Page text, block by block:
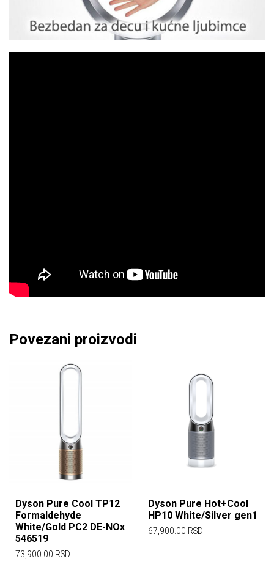
Povezani proizvodi
Dyson Pure Cool TP12
Formaldehyde
White/Gold PC2 DE-NOx
546519
73,900.00 RSD
Dyson Pure Hot+Cool
HP10 White/Silver gen1
67,900.00 RSD